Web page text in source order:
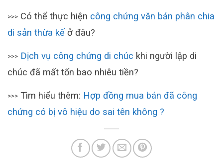
>>> Có thể thực hiện công chứng văn bản phân chia
di sản thừa kếở đâu?
>>> Dịch vụ công chứng di chúc khi người lập di
chúc đã mất tốn bao nhiêu tiền?
>>> Tìm hiểu thêm: Hợp đồng mua bán đã công
chứng có bị vô hiệu do sai tên không ?